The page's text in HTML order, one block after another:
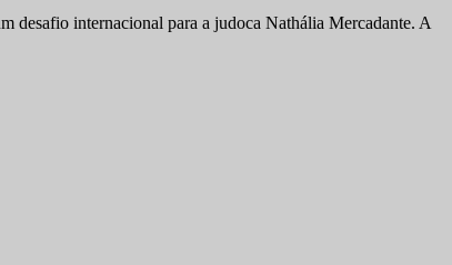
desafio internacional para a judoca Nathália Mercadante. A